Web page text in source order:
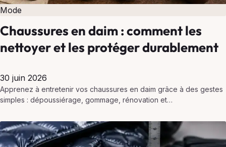
Mode
Chaussures en daim : comment les
nettoyer et les protéger durablement
30 juin 2026
Apprenez à entretenir vos chaussures en daim grâce à des gestes
simples : dépoussiérage, gommage, rénovation et